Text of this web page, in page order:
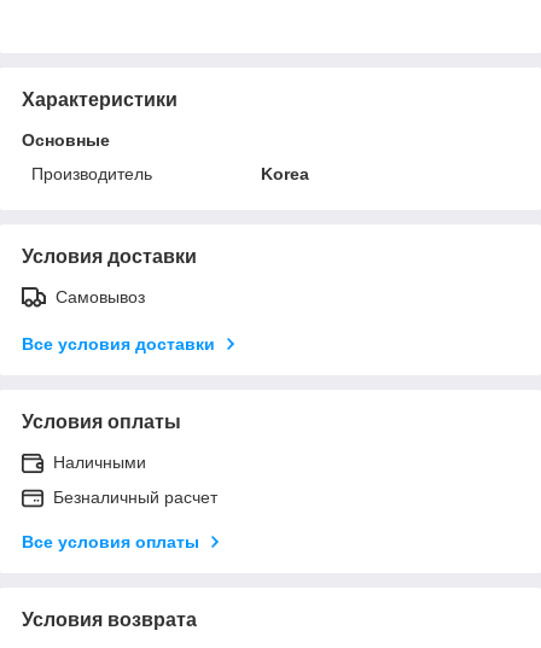
Характеристики
Основные
Производитель
Korea
Условия доставки
Самовывоз
Все условия доставки
Условия оплаты
Наличными
Безналичный расчет
Все условия оплаты
Условия возврата